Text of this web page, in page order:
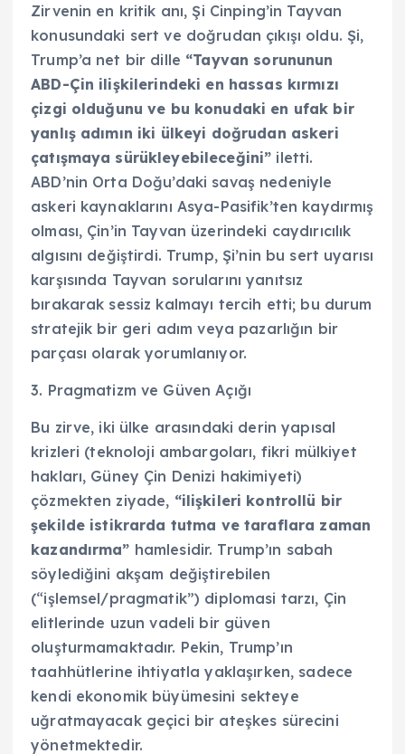
Zirvenin en kritik anı, Şi Cinping’in Tayvan
konusundaki sert ve doğrudan çıkışı oldu. Şi,
Trump’a net bir dille “Tayvan sorununun
ABD-Çin ilişkilerindeki en hassas kırmızı
çizgi olduğunu ve bu konudaki en ufak bir
yanlış adımın iki ülkeyi doğrudan askeri
çatışmaya sürükleyebileceğini” iletti.
ABD’nin Orta Doğu’daki savaş nedeniyle
askeri kaynaklarını Asya-Pasifik’ten kaydırmış
olması, Çin’in Tayvan üzerindeki caydırıcılık
algısını değiştirdi. Trump, Şi’nin bu sert uyarısı
karşısında Tayvan sorularını yanıtsız
bırakarak sessiz kalmayı tercih etti; bu durum
stratejik bir geri adım veya pazarlığın bir
parçası olarak yorumlanıyor.
3. Pragmatizm ve Güven Açığı
Bu zirve, iki ülke arasındaki derin yapısal
krizleri (teknoloji ambargoları, fikri mülkiyet
hakları, Güney Çin Denizi hakimiyeti)
çözmekten ziyade, “ilişkileri kontrollü bir
şekilde istikrarda tutma ve taraflara zaman
kazandırma” hamlesidir. Trump’ın sabah
söylediğini akşam değiştirebilen
(“işlemsel/pragmatik”) diplomasi tarzı, Çin
elitlerinde uzun vadeli bir güven
oluşturmamaktadır. Pekin, Trump’ın
taahhütlerine ihtiyatla yaklaşırken, sadece
kendi ekonomik büyümesini sekteye
uğratmayacak geçici bir ateşkes sürecini
yönetmektedir.